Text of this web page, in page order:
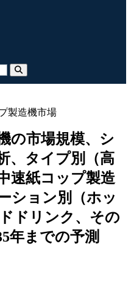
製造機市場
の市場規模、シ
、タイプ別（高
速紙コップ製造
ション別（ホッ
ドリンク、その
年までの予測